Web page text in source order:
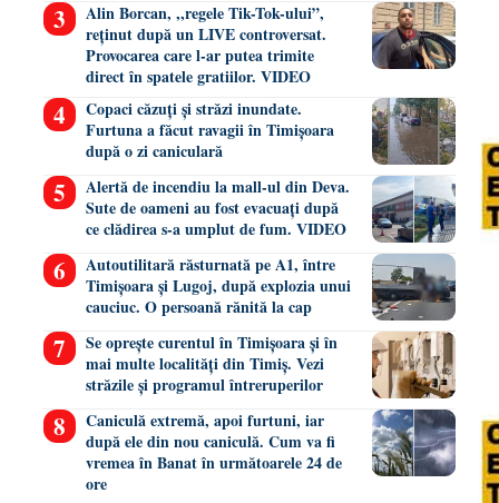
Alin Borcan, ,,regele Tik-Tok-ului”,
reținut după un LIVE controversat.
Provocarea care l-ar putea trimite
direct în spatele gratiilor. VIDEO
Copaci căzuți și străzi inundate.
Furtuna a făcut ravagii în Timișoara
după o zi caniculară
Alertă de incendiu la mall-ul din Deva.
Sute de oameni au fost evacuați după
ce clădirea s-a umplut de fum. VIDEO
Autoutilitară răsturnată pe A1, între
Timișoara și Lugoj, după explozia unui
cauciuc. O persoană rănită la cap
Se oprește curentul în Timișoara și în
mai multe localități din Timiș. Vezi
străzile și programul întreruperilor
Caniculă extremă, apoi furtuni, iar
după ele din nou caniculă. Cum va fi
vremea în Banat în următoarele 24 de
ore